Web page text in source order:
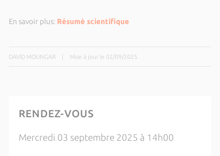
En savoir plus: Résumé scientifique
DAVID MOUNGAR Mise à jour le 02/09/2025
RENDEZ-VOUS
Mercredi 03 septembre 2025 à 14h00